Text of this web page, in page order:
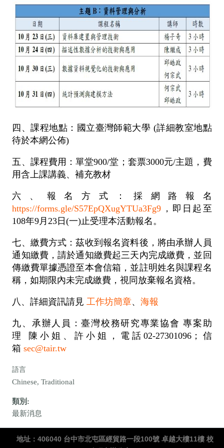
四、課程地點：國立臺灣師範大學 (詳細教室地點
待於本網公佈)
五、課程費用：單堂900/堂；套票3000元/主題，費
用含上課講義、補充教材
六、報名方式：採網路報名
https://forms.gle/S57EpQXugYTUa3Fg9 ，即日起至
108年9月23日(一)止受理本活動報名。
七、繳費方式：茲收到報名資料後，將由承辦人員
通知繳費，請於通知繳費起三天內完成繳費，並回
傳繳費單據憑證至本會信箱，並註明姓名與課程名
稱，如期限內未完成繳費，視同放棄報名資格。
八、詳細資訊請見 工作坊簡章、海報
九、承辦人員：臺灣校務研究專業協會 專案助
理 陳小姐、許小姐，電話02-27301096；信
箱sec@tair.tw
語言
Chinese, Traditional
類別:
最新消息
地址：406040 台中市北屯區經貿路一段100號 卓越大樓11樓 校